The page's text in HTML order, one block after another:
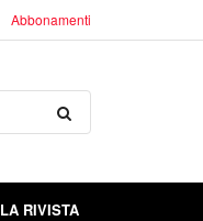
Abbonamenti
LA RIVISTA